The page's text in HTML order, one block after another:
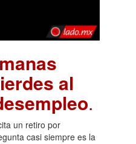
al
.
un retiro por
casi siempre es la